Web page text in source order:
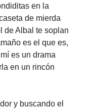
en la
de mierda
de Albal te soplan
es el que es,
es un drama
en un rincón
y buscando el